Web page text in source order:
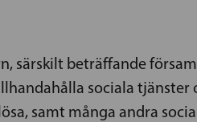
särskilt beträffande
sociala tjänster
samt många andra